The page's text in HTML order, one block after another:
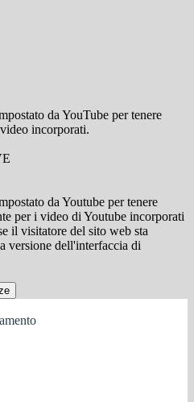
da YouTube per tenere
incorporati.
da Youtube per tenere
per i video di Youtube incorporati
il visitatore del sito web sta
versione dell'interfaccia di